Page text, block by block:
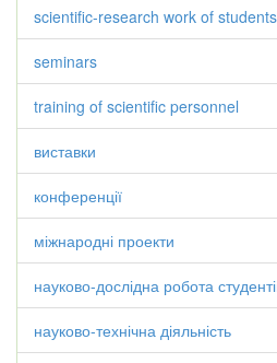
scientific-research work of students
seminars
training of scientific personnel
виставки
конференції
міжнародні проекти
науково-дослідна робота
науково-технічна діяльність